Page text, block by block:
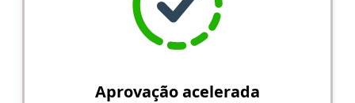
Aprovação acelerada